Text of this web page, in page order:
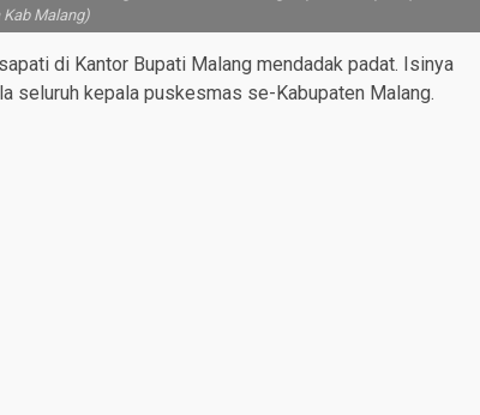
Malang)
di Kantor Bupati Malang mendadak padat. Isinya
seluruh kepala puskesmas se-Kabupaten Malang.